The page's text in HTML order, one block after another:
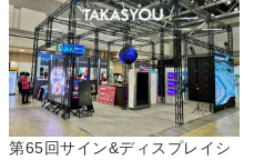
第65回サイン&ディスプレイシ